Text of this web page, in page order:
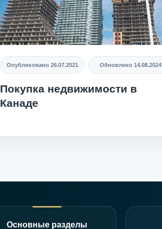
Опубликовано 26.07.2021 Обновлено 14.08.2024
Покупка недвижимости в
Канаде
Основные разделы